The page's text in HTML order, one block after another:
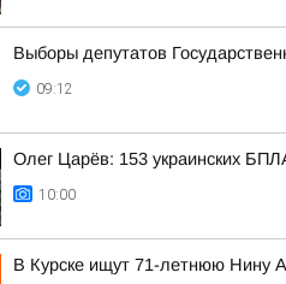
Выборы депутатов
09:12
Олег Царёв: 153 украинских
10:00
В Курске ищут 71-летнюю Нину